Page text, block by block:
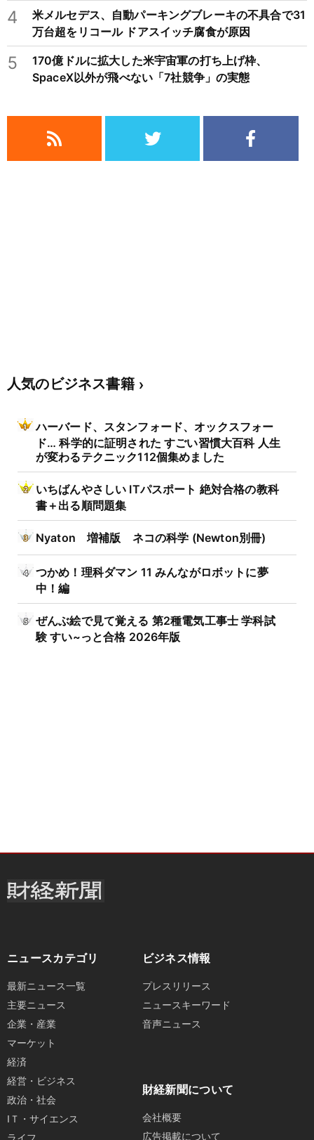
4
米メルセデス、自動パーキングブレーキの不具合で31
万台超をリコール ドアスイッチ腐食が原因
5
170億ドルに拡大した米宇宙軍の打ち上げ枠、
SpaceX以外が飛べない「7社競争」の実態
人気のビジネス書籍
ハーバード、スタンフォード、オックスフォー
ド… 科学的に証明された すごい習慣大百科 人生
が変わるテクニック112個集めました
いちばんやさしい ITパスポート 絶対合格の教科
書＋出る順問題集
Nyaton 増補版 ネコの科学 (Newton別冊)
つかめ！理科ダマン 11 みんながロボットに夢
中！編
ぜんぶ絵で見て覚える 第2種電気工事士 学科試
験 すい~っと合格 2026年版
ニュースカテゴリ
最新ニュース一覧
主要ニュース
企業・産業
マーケット
経済
経営・ビジネス
政治・社会
IＴ・サイエンス
ビジネス情報
プレスリリース
ニュースキーワード
音声ニュース
財経新聞について
会社概要
広告掲載について